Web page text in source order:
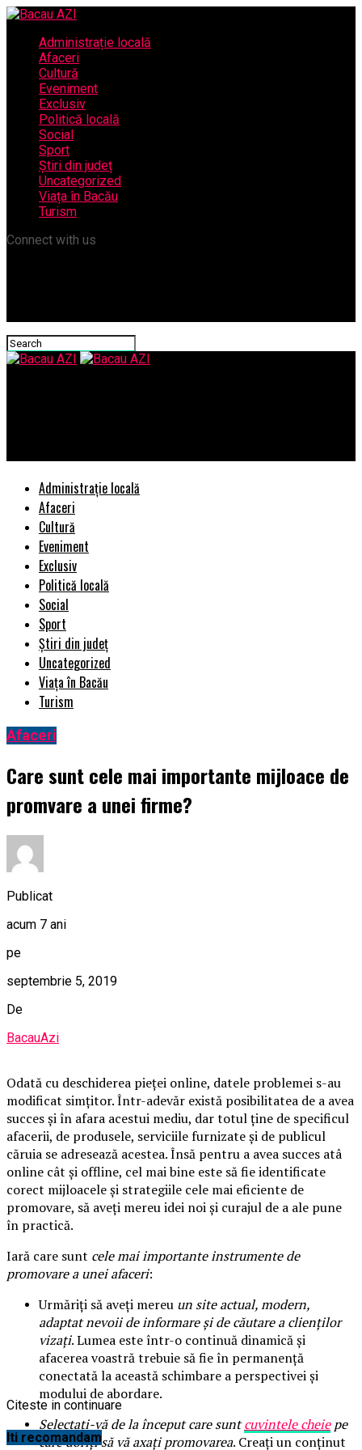
Administrație locală
Afaceri
Cultură
Eveniment
Exclusiv
Politică locală
Social
Sport
Știri din județ
Uncategorized
Viața în Bacău
Turism
Connect with us
Administrație locală
Afaceri
Cultură
Eveniment
Exclusiv
Politică locală
Social
Sport
Știri din județ
Uncategorized
Viața în Bacău
Turism
Afaceri
Care sunt cele mai importante mijloace de
promvare a unei firme?
Publicat
acum 7 ani
pe
septembrie 5, 2019
De
BacauAzi
Odată cu deschiderea pieței online, datele problemei s-au
modificat simțitor. Într-adevăr există posibilitatea de a avea
succes și în afara acestui mediu, dar totul ține de specificul
afacerii, de produsele, serviciile furnizate și de publicul
căruia se adresează acestea. Însă pentru a avea succes atâ
online cât și offline, cel mai bine este să fie identificate
corect mijloacele și strategiile cele mai eficiente de
promovare, să aveți mereu idei noi și curajul de a ale pune
în practică.
Iară care sunt cele mai importante instrumente de
promovare a unei afaceri:
Urmăriți să aveți mereu un site actual, modern,
adaptat nevoii de informare și de căutare a clienților
vizați. Lumea este într-o continuă dinamică și
afacerea voastră trebuie să fie în permanență
conectată la această schimbare a perspectivei și
modului de abordare.
Selectați-vă de la început care suntcuvintele cheiepe
care doriți să vă axați promovarea. Creați un conținut
Citeste in continuare
Iti recomandam